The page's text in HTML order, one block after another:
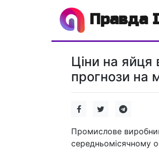
Правда
Ціни на
прогнози на
Промислове
середньомісячному